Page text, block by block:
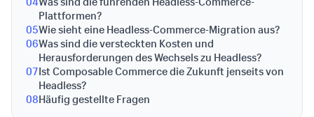
Plattformen?
05Wie sieht eine Headless-Commerce-Migration aus?
06Was sind die versteckten Kosten und
Herausforderungen des Wechsels zu Headless?
07Ist Composable Commerce die Zukunft jenseits von
Headless?
08Häufig gestellte Fragen